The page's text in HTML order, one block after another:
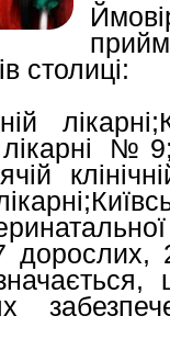
столиці:
дорослих,